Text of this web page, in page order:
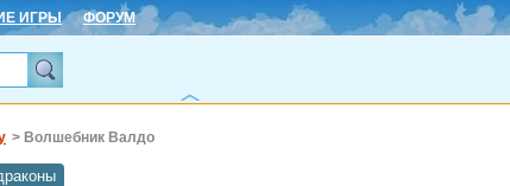
ИГРЫ ФОРУМ
> Волшебник Валдо